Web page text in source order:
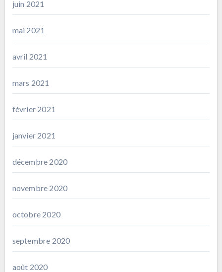
juin 2021
mai 2021
avril 2021
mars 2021
février 2021
janvier 2021
décembre 2020
novembre 2020
octobre 2020
septembre 2020
août 2020